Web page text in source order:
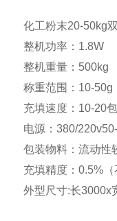
化工粉末20-50kg
整机功率：1.8W
整机重量：500kg
称重范围：10-50g
充填速度：10-20
电源：380/
包装物料：流动性
充填精度：0.5%（
外型尺寸:长3000x